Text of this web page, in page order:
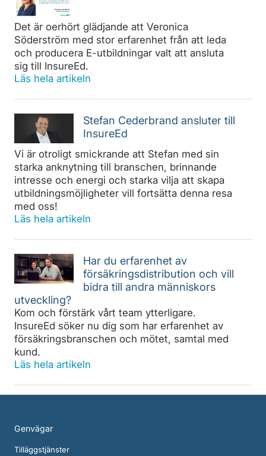
Det är oerhört glädjande att Veronica
Söderström med stor erfarenhet från att leda
och producera E-utbildningar valt att ansluta
sig till InsureEd.
Läs hela artikeln
Stefan Cederbrand ansluter till
InsureEd
Vi är otroligt smickrande att Stefan med sin
starka anknytning till branschen, brinnande
intresse och energi och starka vilja att skapa
utbildningsmöjligheter vill fortsätta denna resa
med oss!
Läs hela artikeln
Har du erfarenhet av
försäkringsdistribution och vill
bidra till andra människors
utveckling?
Kom och förstärk vårt team ytterligare.
InsureEd söker nu dig som har erfarenhet av
försäkringsbranschen och mötet, samtal med
kund.
Läs hela artikeln
Genvägar
Tilläggstjänster